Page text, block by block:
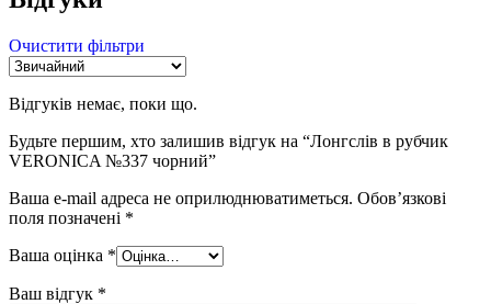
Очистити фільтри
Відгуків немає, поки що.
Будьте першим, хто залишив відгук на “Лонгслів в рубчик
VERONICA №337 чорний”
Ваша e-mail адреса не оприлюднюватиметься. Обов’язкові
поля позначені *
Ваша оцінка *
Ваш відгук *